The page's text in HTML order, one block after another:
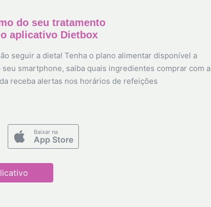
do seu tratamento
aplicativo Dietbox
seguir a dieta! Tenha o plano alimentar disponível a
smartphone, saiba quais ingredientes comprar com a
receba alertas nos horários de refeições
Baixar na
App Store